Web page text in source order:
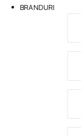
BRANDURI